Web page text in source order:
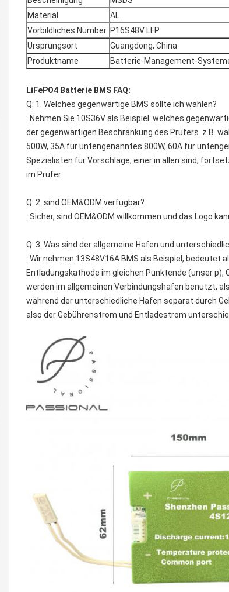
Material
AL
Vorbildliches Number P16S48V LFP
Ursprungsort
Guangdong, China
Produktname
Batterie-Management-
LiFePO4 Batterie BMS FAQ:
Q: 1. Welches gegenwärtige BMS sollte ich wählen?
: Nehmen Sie 10S36V als Beispiel: welches
der gegenwärtigen Beschränkung des Prüfers. z.B.
500W, 35A für untengenanntes 800W, 60A für
Spezialisten für Vorschläge, einer in allen sind,
im Prüfer.
Q: 2. sind OEM&ODM verfügbar?
: Sicher, sind OEM&ODM willkommen und das Logo
Q: 3. Was sind der allgemeine Hafen und
: Wir nehmen 13S48V16A BMS als Beispiel, bedeutet
Entladungskathode im gleichen Punktende (unser
werden im allgemeinen Verbindungshafen benutzt,
während der unterschiedliche Hafen separat durch
also der Gebührenstrom und Entladestrom